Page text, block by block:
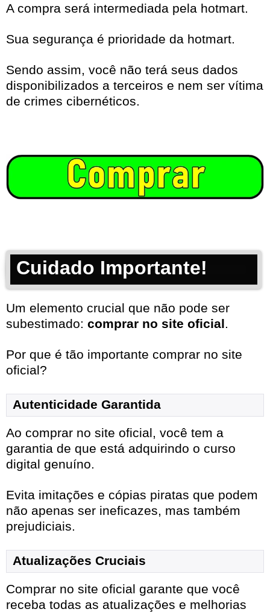
A compra será intermediada pela hotmart.
Sua segurança é prioridade da hotmart.
Sendo assim, você não terá seus dados
disponibilizados a terceiros e nem ser vítima
de crimes cibernéticos.
Cuidado Importante!
Um elemento crucial que não pode ser
subestimado: comprar no site oficial.
Por que é tão importante comprar no site
oficial?
Autenticidade Garantida
Ao comprar no site oficial, você tem a
garantia de que está adquirindo o curso
digital genuíno.
Evita imitações e cópias piratas que podem
não apenas ser ineficazes, mas também
prejudiciais.
Atualizações Cruciais
Comprar no site oficial garante que você
receba todas as atualizações e melhorias